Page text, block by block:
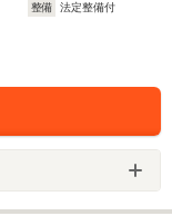
整備
法定整備付